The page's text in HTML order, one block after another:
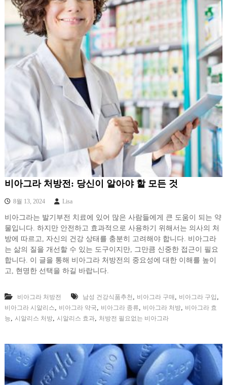
비아그라 처방전: 당신이 알아야 할 모든 것
8월 13, 2024 Lisa
비아그라는 발기부전 치료에 있어 많은 사람들에게 큰 도움이 되는 약
물입니다. 하지만 안전하고 효과적으로 사용하기 위해서는 의사의 처
방에 따르고, 자신의 건강 상태를 충분히 고려해야 합니다. 비아그라
는 삶의 질을 개선할 수 있는 도구이지만, 그만큼 신중한 접근이 필요
합니다. 이 글을 통해 비아그라 처방전의 중요성에 대한 이해를 높이
고, 현명한 선택을 하길 바랍니다.
비아그라 처방전 남성 건강식품추천 비아그라 구매 비아그라 구입
비아그라 시알리스 비아그라 약국 비아그라 종류 비아그라 처방,
비아그라 효
능
시알리스 처방, 시알리스 효과, 처방전 필요없는 비아그라